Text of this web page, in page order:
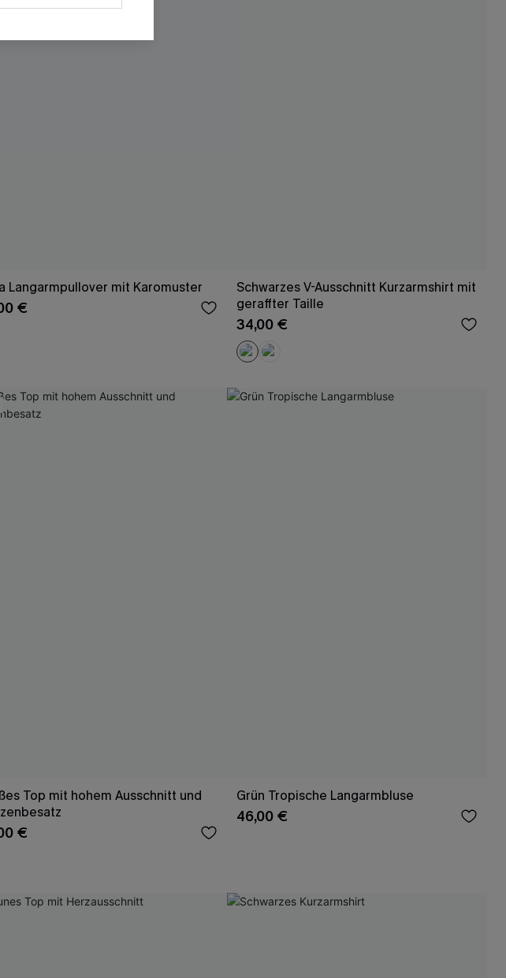
Langarmpullover mit Karomuster
€
Schwarzes V-Ausschnitt Kurzarmshirt mit
geraffter Taille
34,00 €
Top mit hohem Ausschnitt und
€
Grün Tropische Langarmbluse
46,00 €